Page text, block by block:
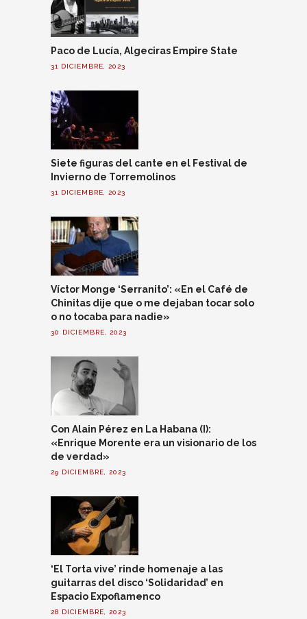
Paco de Lucía, Algeciras Empire State
31 DICIEMBRE, 2023
Siete figuras del cante en el Festival de
Invierno de Torremolinos
31 DICIEMBRE, 2023
Víctor Monge ‘Serranito’: «En el Café de
Chinitas dije que o me dejaban tocar solo
o no tocaba para nadie»
30 DICIEMBRE, 2023
Con Alain Pérez en La Habana (I):
«Enrique Morente era un visionario de los
de verdad»
29 DICIEMBRE, 2023
‘El Torta vive’ rinde homenaje a las
guitarras del disco ‘Solidaridad’ en
Espacio Expoflamenco
28 DICIEMBRE, 2023